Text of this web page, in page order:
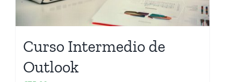
Curso Intermedio de
Outlook